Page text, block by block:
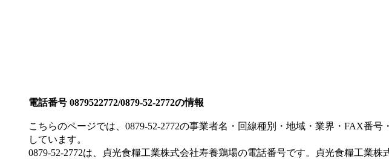
電話番号 0879522772/0879-52-2772の情報
こちらのページでは、 0879-52-2772の事業者名・回線種別・地域・業界・FAX番号
しています。
0879-52-2772は、 貞光食糧工業株式会社寿養鶏場の電話番号です。
貞光食糧工業株